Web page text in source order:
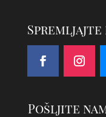
Spremljajte
Pošljite